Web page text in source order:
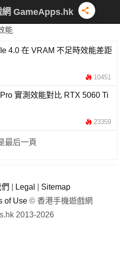
網 GameApps.hk
能
4.0 在 VRAM 不足時效能差距
10451
實測效能對比 RTX 5060 Ti
23359
最后一頁
Legal
Sitemap
of Use © 香港手機遊戲網
2013-2026